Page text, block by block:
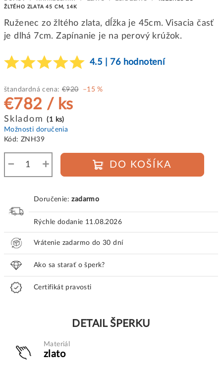
ŽLTÉHO ZLATA 45 CM, 14K
Ruženec zo žltého zlata, dĺžka je 45cm. Visacia časť
je dlhá 7cm. Zapínanie je na perový krúžok.
4.5 | 76 hodnotení
štandardná cena: €920 –15 %
€782 / ks
Jednotková
cena:
Skladom(1 ks)
Možnosti doručenia
Kód: ZNH39
+
− DO KOŠÍKA
Doručenie:zadarmo
Rýchle dodanie 11.08.2026
Vrátenie zadarmo do 30 dní
Ako sa starať o šperk?
Certifikát pravosti
DETAIL ŠPERKU
Materiál
zlato